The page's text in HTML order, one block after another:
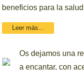
beneficios para la
Leer más...
Os dejamos una
a encantar, con